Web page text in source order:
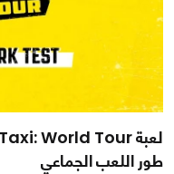
طور اللعب الجماعي